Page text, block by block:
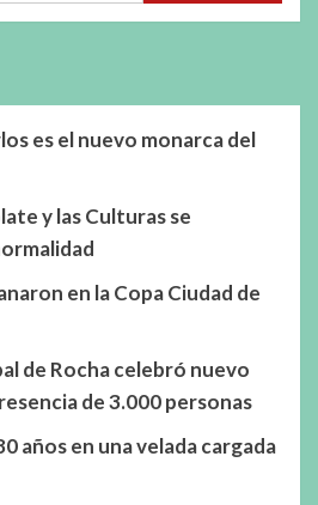
es el nuevo monarca del
y las Culturas se
en la Copa Ciudad de
de Rocha celebró nuevo
de 3.000 personas
años en una velada cargada